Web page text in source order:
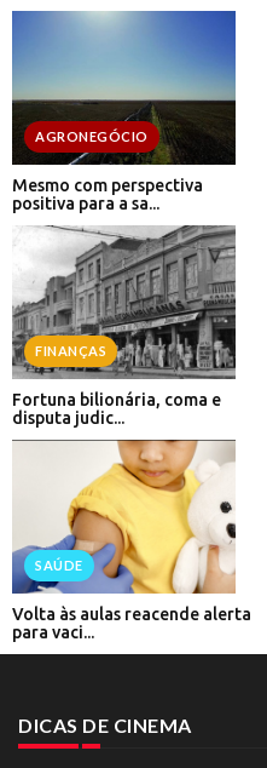
AGRONEGÓCIO
Mesmo com perspectiva
positiva para a sa...
FINANÇAS
Fortuna bilionária, coma e
disputa judic...
SAÚDE
Volta às aulas reacende alerta
para vaci...
DICAS DE CINEMA